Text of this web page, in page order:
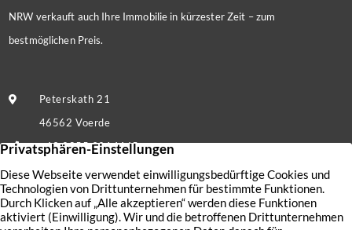
NRW verkauft auch Ihre Immobilie in kürzester Zeit – zum
bestmöglichen Preis.
Peterskath 21
46562 Voerde
+49 2855 9214445
Nachricht senden